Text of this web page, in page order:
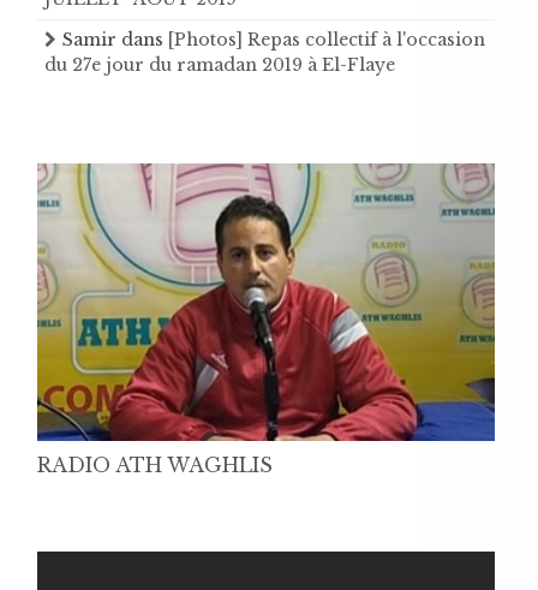
Samir dans [Photos] Repas collectif à l'occasion
du 27e jour du ramadan 2019 à El-Flaye
RADIO ATH WAGHLIS